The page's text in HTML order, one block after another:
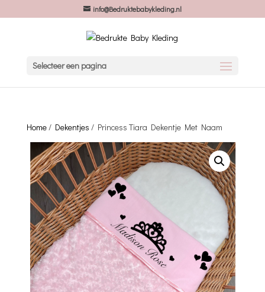
info@Bedruktebabykleding.nl
Selecteer een pagina
Home/ Dekentjes / Princess Tiara Dekentje Met Naam